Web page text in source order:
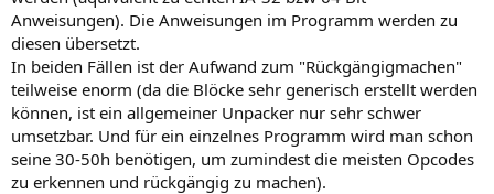
Anweisungen). Die Anweisungen im Programm werden zu
diesen übersetzt.
In beiden Fällen ist der Aufwand zum "Rückgängigmachen"
teilweise enorm (da die Blöcke sehr generisch erstellt werden
können, ist ein allgemeiner Unpacker nur sehr schwer
umsetzbar. Und für ein einzelnes Programm wird man schon
seine 30-50h benötigen, um zumindest die meisten Opcodes
zu erkennen und rückgängig zu machen).